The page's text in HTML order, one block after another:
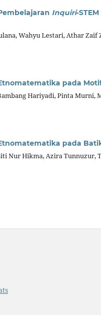
Inquiri-
Wahyu Lestari, Athar Zaif
pada
Hariyadi, Pinta Murni,
pada
Nur Hikma, Azira Tunnuzur,